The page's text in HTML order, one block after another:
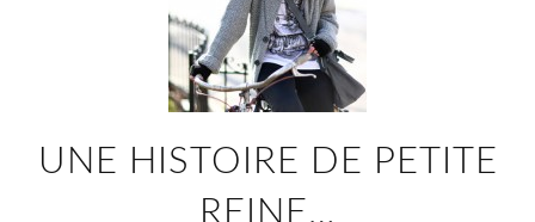
UNE HISTOIRE DE PETITE
REINE…